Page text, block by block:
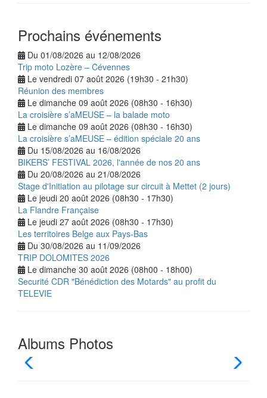
Prochains événements
Du 01/08/2026 au 12/08/2026
Trip moto Lozère – Cévennes
Le vendredi 07 août 2026 (19h30 - 21h30)
Réunion des membres
Le dimanche 09 août 2026 (08h30 - 16h30)
La croisière s’aMEUSE – la balade moto
Le dimanche 09 août 2026 (08h30 - 16h30)
La croisière s’aMEUSE – édition spéciale 20 ans
Du 15/08/2026 au 16/08/2026
BIKERS’ FESTIVAL 2026, l'année de nos 20 ans
Du 20/08/2026 au 21/08/2026
Stage d'Initiation au pilotage sur circuit à Mettet (2 jours)
Le jeudi 20 août 2026 (08h30 - 17h30)
La Flandre Française
Le jeudi 27 août 2026 (08h30 - 17h30)
Les territoires Belge aux Pays-Bas
Du 30/08/2026 au 11/09/2026
TRIP DOLOMITES 2026
Le dimanche 30 août 2026 (08h00 - 18h00)
Securité CDR "Bénédiction des Motards" au profit du
TELEVIE
Albums Photos